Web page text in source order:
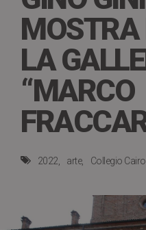
MOSTRA
LA
“MARCO
2022 arte Collegio